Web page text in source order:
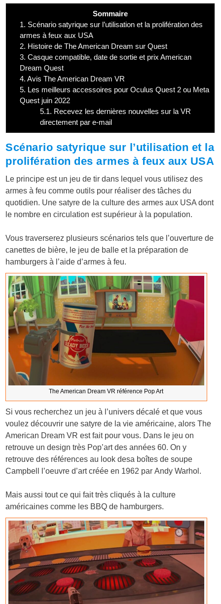
Sommaire
1. Scénario satyrique sur l’utilisation et la prolifération des
armes à feux aux USA
2. Histoire de The American Dream sur Quest
3. Casque compatible, date de sortie et prix American
Dream Quest
4. Avis The American Dream VR
5. Les meilleurs accessoires pour Oculus Quest 2 ou Meta
Quest juin 2022
5.1. Recevez les dernières nouvelles sur la VR
directement par e-mail
Scénario satyrique sur l’utilisation et la
prolifération des armes à feux aux USA
Le principe est un jeu de tir dans lequel vous utilisez des
armes à feu comme outils pour réaliser des tâches du
quotidien. Une satyre de la culture des armes aux USA dont
le nombre en circulation est supérieur à la population.
Vous traverserez plusieurs scénarios tels que l’ouverture de
canettes de bière, le jeu de balle et la préparation de
hamburgers à l’aide d’armes à feu.
The American Dream VR référence Pop Art
Si vous recherchez un jeu à l’univers décalé et que vous
voulez découvrir une satyre de la vie américaine, alors The
American Dream VR est fait pour vous. Dans le jeu on
retrouve un design très Pop’art des années 60. On y
retrouve des références au look desa boîtes de soupe
Campbell l’oeuvre d’art créée en 1962 par Andy Warhol.
Mais aussi tout ce qui fait très cliqués à la culture
américaines comme les BBQ de hamburgers.